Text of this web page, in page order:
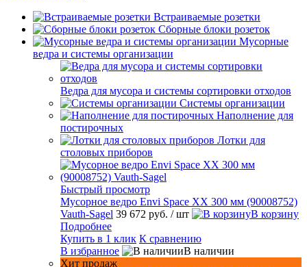
Встраиваемые розетки
Сборные блоки розеток
Мусорные
ведра и системы организации
Ведра для мусора и системы сортировки отходов
Системы организации
Наполнение для
постирочных
Лотки для
столовых приборов
Быстрый просмотр
Мусорное ведро Envi Space XX 300 мм (90008752)
Vauth-Sagel 39 672 руб. / шт
В корзину
Подробнее
Купить в 1 клик К сравнению
В избранное
В наличии
Хит продаж